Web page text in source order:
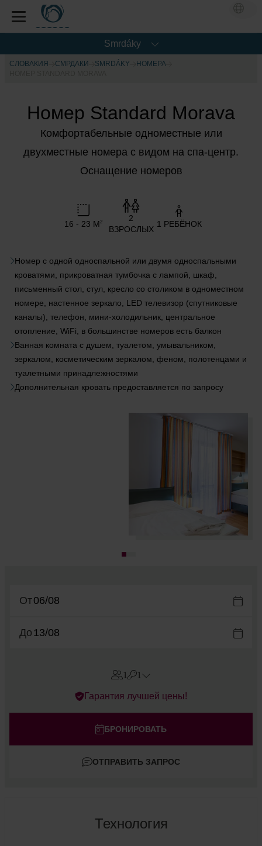
Smrdáky
СЛОВАКИЯ СМРДАКИ SMRDÁKY
НОМЕРА
Номер Standard Morava
Комфортабельные одноместные или
двухместные номера с видом на спа-центр.
Оснащение номеров
16 - 23 M2
2
ВЗРОСЛЫХ
1 РЕБЁНОК
Номер с одной односпальной или двумя односпальными
кроватями, прикроватная тумбочка с лампой, шкаф,
письменный стол, стул, кресло со столиком в одноместном
номере, настенное зеркало, LED телевизор (спутниковые
каналы), телефон, мини-холодильник, центральное
отопление, WiFi, в большинстве номеров есть балкон
Ванная комната с душем, туалетом, умывальником,
зеркалом, косметическим зеркалом, феном, полотенцами и
туалетными принадлежностями
Дополнительная кровать предоставляется по запросу
От
До
1 1
Errors?
Дети
Добавить комнату
Гарантия лучшей цены!
БРОНИРОВАТЬ
ОТПРАВИТЬ ЗАПРОС
Технология